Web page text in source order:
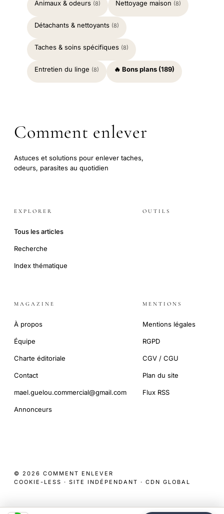
Animaux & odeurs (8) Nettoyage maison (8)
Détachants & nettoyants (8)
Taches & soins spécifiques (8)
Entretien du linge (8) 🔥 Bons plans (189)
Comment enlever
Astuces et solutions pour enlever taches,
odeurs, parasites au quotidien
EXPLORER
Tous les articles
Recherche
Index thématique
OUTILS
MAGAZINE
À propos
Équipe
Charte éditoriale
Contact
mael.guelou.commercial@gmail.com
Annonceurs
MENTIONS
Mentions légales
RGPD
CGV / CGU
Plan du site
Flux RSS
© 2026 COMMENT ENLEVER
COOKIE-LESS · SITE INDÉPENDANT · CDN GLOBAL